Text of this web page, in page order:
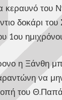
κεραυνό του
δοκάρι του
1ου
η Ξάνθη
να
του